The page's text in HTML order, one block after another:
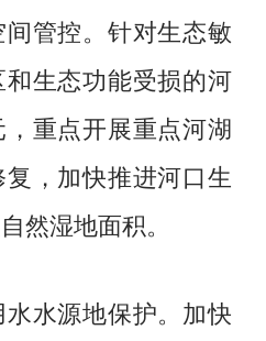
管控。针对生态敏
生态功能受损的河
重点开展重点河湖
，加快推进河口生
然湿地面积。
源地保护。 加快